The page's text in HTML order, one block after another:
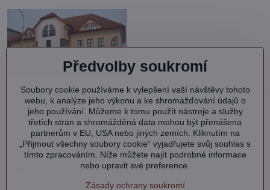
OC KVARTET s.r.o.
Debřská 1000
293 06 Kosmonosy
IČ: 27202577
DIČ: CZ27202577
Společnost je zapsána v OR vedeném MS v Praze oddíl C, vložka
z obchodního rejstříku.
Předvolby soukromí
Soubory cookie používáme k vylepšení vaší návštěvy tohoto
webu, k analýze jeho výkonu a ke shromažďování údajů o
jeho používání. Můžeme k tomu použít nástroje a služby
třetích stran a shromážděná data mohou být přenášena
partnerům v EU, USA nebo jiných zemích. Kliknutím na
„Přijmout všechny soubory cookie“ vyjadřujete svůj souhlas s
tímto zpracováním. Níže můžete najít podrobné informace
nebo upravit své preference.
Zásady ochrany soukromí